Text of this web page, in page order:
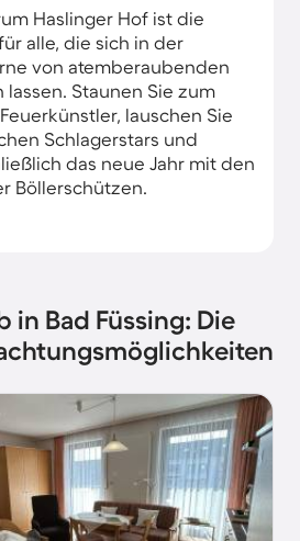
Haslinger Hof ist die
alle, die sich in der
von atemberaubenden
lassen. Staunen Sie zum
lauschen Sie
Schlagerstars und
das neue Jahr mit den
Böllerschützen.
in Bad Füssing: Die